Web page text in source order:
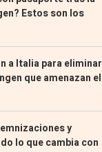
Estos son los
a Italia para eliminar
que amenazan el
y
lo que cambia con